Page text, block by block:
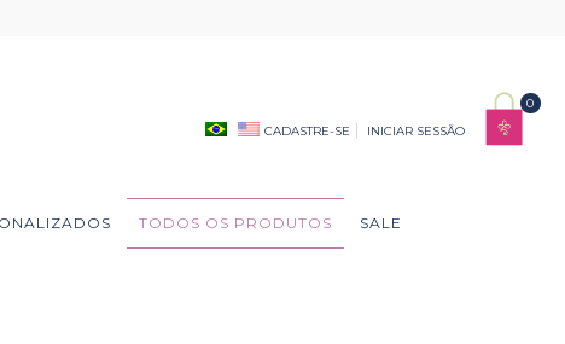
CADASTRE-SE INICIAR SESSÃO
0
TODOS OS PRODUTOS SALE